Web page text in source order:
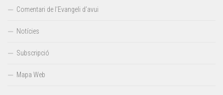
Comentari de l’Evangeli d’avui
Notícies
Subscripció
Mapa Web